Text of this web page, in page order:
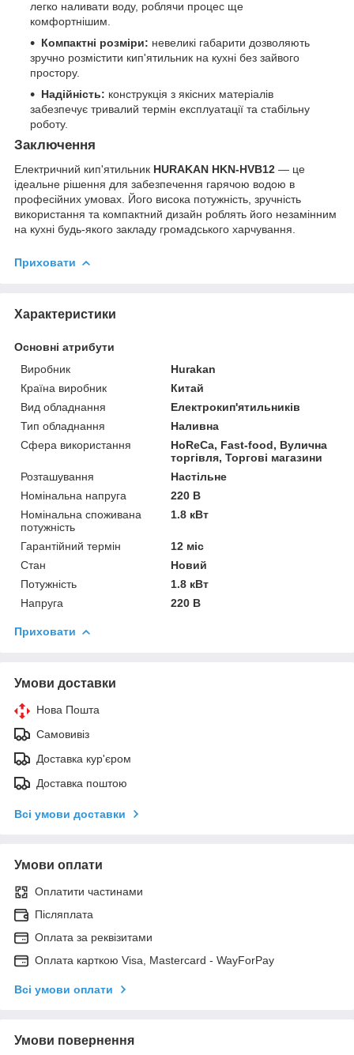
легко наливати воду, роблячи процес ще
комфортнішим.
Компактні розміри: невеликі габарити дозволяють
зручно розмістити кип'ятильник на кухні без зайвого
простору.
Надійність: конструкція з якісних матеріалів
забезпечує тривалий термін експлуатації та стабільну
роботу.
Заключення
Електричний кип'ятильник HURAKAN HKN-HVB12 — це
ідеальне рішення для забезпечення гарячою водою в
професійних умовах. Його висока потужність, зручність
використання та компактний дизайн роблять його незамінним
на кухні будь-якого закладу громадського харчування.
Приховати
Характеристики
Основні атрибути
Виробник
Hurakan
Країна виробник
Китай
Вид обладнання
Електрокип'ятильників
Тип обладнання
Наливна
Сфера використання
HoReCa, Fast-food, Вулична
торгівля, Торгові магазини
Розташування
Настільне
Номінальна напруга
220 В
Номінальна споживана
потужність
1.8 кВт
Гарантійний термін
12 міс
Стан
Новий
Потужність
1.8 кВт
Напруга
220 В
Приховати
Умови доставки
Нова Пошта
Самовивіз
Доставка кур'єром
Доставка поштою
Всі умови доставки
Умови оплати
Оплатити частинами
Післяплата
Оплата за реквізитами
Оплата карткою Visa, Mastercard - WayForPay
Всі умови оплати
Умови повернення